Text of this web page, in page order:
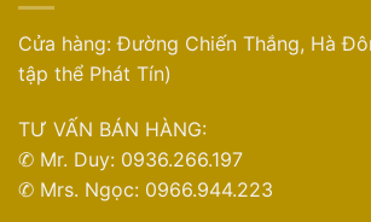
Cửa hàng: Đường Chiến Thắng, Hà
tập thể Phát Tín)
TƯ VẤN BÁN HÀNG:
✆ Mr. Duy: 0936.266.197
✆ Mrs. Ngọc: 0966.944.223